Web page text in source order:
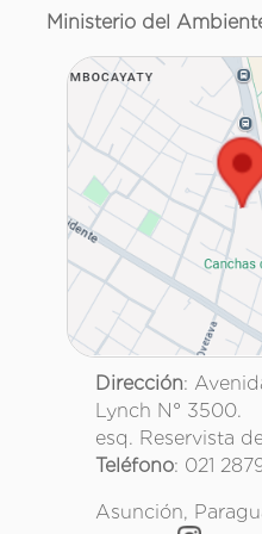
Ministerio del
Dirección:
Lynch N° 3500.
esq. Reservista
Teléfono: 021
Asunción,